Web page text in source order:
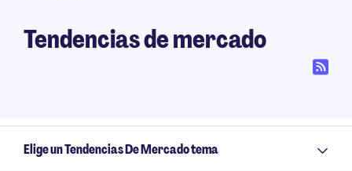
Tendencias de mercado
Elige un Tendencias De Mercado tema